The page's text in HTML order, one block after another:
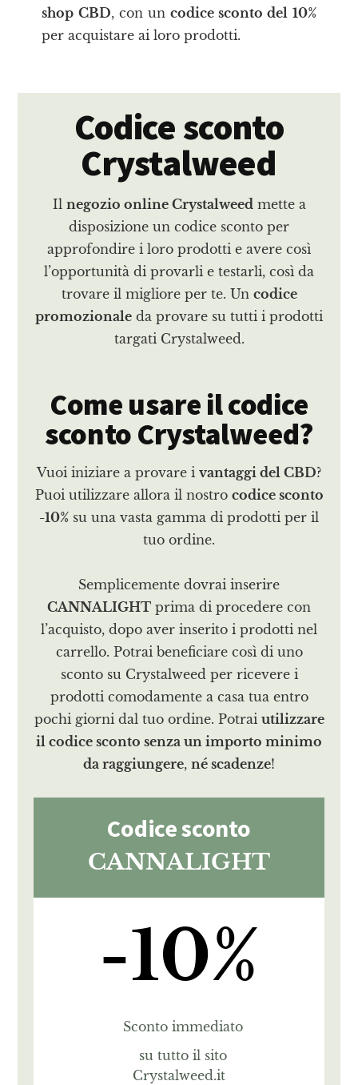
shop CBD, con uncodice sconto del 10%
per acquistare ai loro prodotti.
Codice sconto
Crystalweed
Il negozio online Crystalweedmette a
disposizione un codice sconto per
approfondire i loro prodotti e avere così
l’opportunità di provarli e testarli, così da
trovare il migliore per te. Un codice
promozionale da provare su tutti i prodotti
targati Crystalweed.
Come usare il codice
sconto Crystalweed?
Vuoi iniziare a provare i vantaggi del CBD?
Puoi utilizzare allora il nostro codice sconto
-10% su una vasta gamma di prodotti per il
tuo ordine.
Semplicemente dovrai inserire
CANNALIGHT prima di procedere con
l’acquisto, dopo aver inserito i prodotti nel
carrello. Potrai beneficiare così di uno
sconto su Crystalweed per ricevere i
prodotti comodamente a casa tua entro
pochi giorni dal tuo ordine. Potrai utilizzare
il codice sconto senza un importo minimo
da raggiungere, né scadenze!
Codice sconto
CANNALIGHT
-10%
Sconto immediato
su tutto il sito
Crystalweed.it